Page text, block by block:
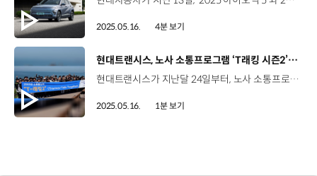
2025.05.16. 4분 보기
[동영상]
현대트랜시스, 노사 소통프로그램 ‘T래킹 시즌2’ 진행
현대트랜시스가 지난달 24일부터, 노사 소통프로그램 ‘T래킹 시즌2’를 진행하고 있습니다. ‘T래킹 시즌2’는 성연공장의 임직원 550여 명이 총 8차수에 걸쳐 참석하는데요, 지난 7일 진행된 행사에는 현대트랜시스 백철승 대표가 함께해 의미를 더했습니다. 임직원들은 방포해수욕장에서 백사장항까지 총 10.2km의 해변길을 걷고, 준비된 미니게임과 다과를 즐기며 소통의 시간을 가졌습니다. 백철승 부사장 / 현대트랜시스 대표이사 (현장싱크)좋은 분들과 함께 이렇게 만나서 너무 기쁘고요. 변화를 리딩하는 현대트랜시스가 될 수 있도록 조합원들 또 임직원 분들과 함께 최선을 다하겠습니다. 현대트랜시스는 앞으로도 임직원의 소통을 위해 다양한 프로그램을 운영할 예정입니다.
2025.05.16. 1분 보기